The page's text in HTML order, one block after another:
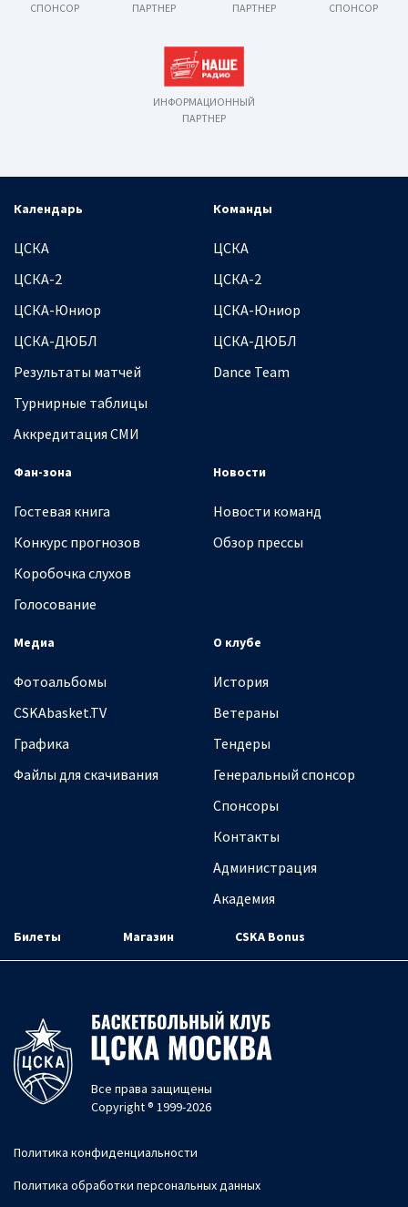
СПОНСОР
ПАРТНЕР
ПАРТНЕР
СПОНСОР
ИНФОРМАЦИОННЫЙ
ПАРТНЕР
Календарь
ЦСКА
ЦСКА-2
ЦСКА-Юниор
ЦСКА-ДЮБЛ
Результаты матчей
Турнирные таблицы
Аккредитация СМИ
Команды
ЦСКА
ЦСКА-2
ЦСКА-Юниор
ЦСКА-ДЮБЛ
Dance Team
Фан-зона
Гостевая книга
Конкурс прогнозов
Коробочка слухов
Голосование
Новости
Новости команд
Обзор прессы
Медиа
Фотоальбомы
CSKAbasket.TV
Графика
Файлы для скачивания
О клубе
История
Ветераны
Тендеры
Генеральный спонсор
Спонсоры
Контакты
Администрация
Академия
Билеты Магазин CSKA Bonus
Все права защищены
Copyright ® 1999-2026
Политика конфиденциальности
Политика обработки персональных данных